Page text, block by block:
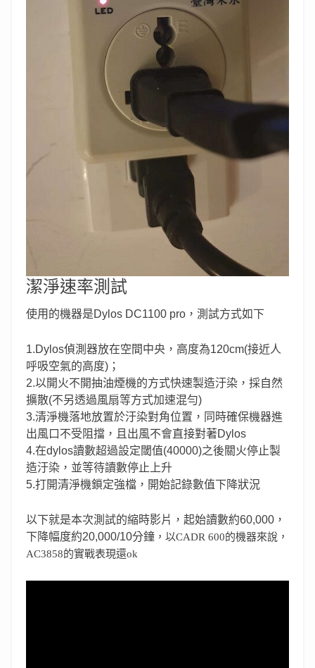
潔淨速率測試
使用的機器是Dylos DC1100 pro，測試方式如下
1.Dylos偵測器放在空間中央，高度為120cm(接近人
呼吸空氣的高度)；
2.以開火不開抽油煙機的方式快速製造汙染，採自然
擴散(不另透過風扇等方式加速混勻)
3.清淨機落地放置於汙染對角位置，同時確保機器進
出風口不受阻擋，且出風不會直接對著Dylos
4.在dylos讀數超過設定閾值(40000)之後關火停止製
造汙染，並等待讀數停止上升
5.打開清淨機鎖定強檔，開始記錄數值下降狀況
以下就是本次測試的縮時影片，起始讀數約60,000，
下降幅度約20,000/10分鐘 ，以CADR 600的機器來說，
AC3858的實戰表現還ok